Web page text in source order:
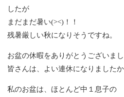
したが
まだまだ暑い(><)！！
残暑厳しい秋になりそうですね。
お盆の休暇をありがとうございまし
皆さんは、よい連休になりましたか
私のお盆は、ほとんど中１息子の